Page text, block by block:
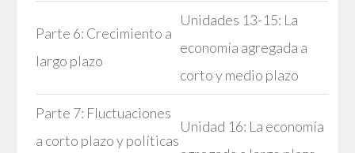
Parte 6: Crecimiento a
largo plazo
Unidades 13-15: La
economía agregada a
corto y medio plazo
Parte 7: Fluctuaciones
a corto plazo y políticas
Unidad 16: La economía